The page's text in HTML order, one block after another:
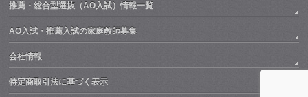
推薦・総合型選抜（AO入試）情報一覧
AO入試・推薦入試の家庭教師募集
会社情報
特定商取引法に基づく表示